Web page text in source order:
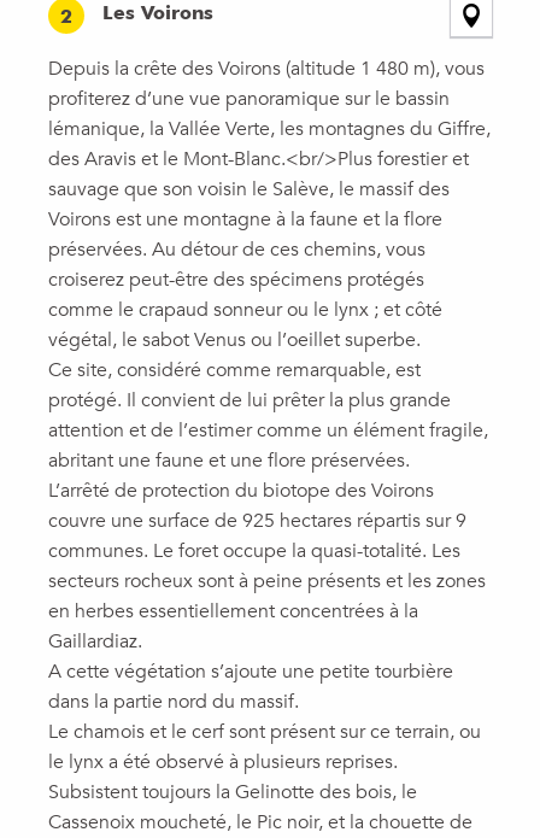
2 Les Voirons
Depuis la crête des Voirons (altitude 1 480 m), vous
profiterez d’une vue panoramique sur le bassin
lémanique, la Vallée Verte, les montagnes du Giffre,
des Aravis et le Mont-Blanc.<br/>Plus forestier et
sauvage que son voisin le Salève, le massif des
Voirons est une montagne à la faune et la flore
préservées. Au détour de ces chemins, vous
croiserez peut-être des spécimens protégés
comme le crapaud sonneur ou le lynx ; et côté
végétal, le sabot Venus ou l’oeillet superbe.
Ce site, considéré comme remarquable, est
protégé. Il convient de lui prêter la plus grande
attention et de l’estimer comme un élément fragile,
abritant une faune et une flore préservées.
L’arrêté de protection du biotope des Voirons
couvre une surface de 925 hectares répartis sur 9
communes. Le foret occupe la quasi-totalité. Les
secteurs rocheux sont à peine présents et les zones
en herbes essentiellement concentrées à la
Gaillardiaz.
A cette végétation s’ajoute une petite tourbière
dans la partie nord du massif.
Le chamois et le cerf sont présent sur ce terrain, ou
le lynx a été observé à plusieurs reprises.
Subsistent toujours la Gelinotte des bois, le
Cassenoix moucheté, le Pic noir, et la chouette de